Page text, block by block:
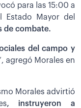
para las 15:00 a
Mayor del
de combate.
del campo y
agregó Morales en
Morales advirtió
, instruyeron a